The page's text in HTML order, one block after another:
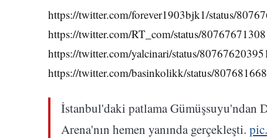
https://twitter.com/forever1903bjk1/status/
https://twitter.com/RT_com/status/
https://twitter.com/yalcinari/status/
https://twitter.com/basinkolikk/status/
İstanbul'daki patlama Gümüşsuyu'ndan
Arena'nın hemen yanında gerçekleşti.